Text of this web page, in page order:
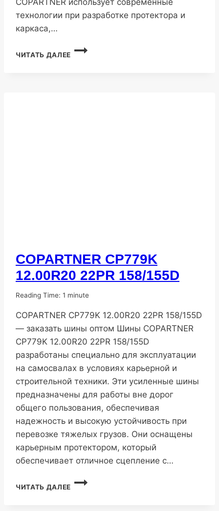
COPARTNER использует современные
технологии при разработке протектора и
каркаса,…
ЧИТАТЬ ДАЛЕЕ
COPARTNER
ПОПУЛЯРНЫЕ
ШИНЫ
COPARTNER CP779K
12.00R20 22PR 158/155D
От
11.11.2025
Reading Time: 1 minute
COPARTNER CP779K 12.00R20 22PR 158/155D
— заказать шины оптом Шины COPARTNER
CP779K 12.00R20 22PR 158/155D
разработаны специально для эксплуатации
на самосвалах в условиях карьерной и
строительной техники. Эти усиленные шины
предназначены для работы вне дорог
общего пользования, обеспечивая
надежность и высокую устойчивость при
перевозке тяжелых грузов. Они оснащены
карьерным протектором, который
обеспечивает отличное сцепление с…
ЧИТАТЬ ДАЛЕЕ
COPARTNER